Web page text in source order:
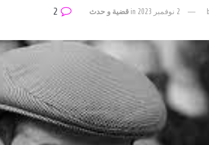
2 نوفمبر 2023 inقضية و حدث